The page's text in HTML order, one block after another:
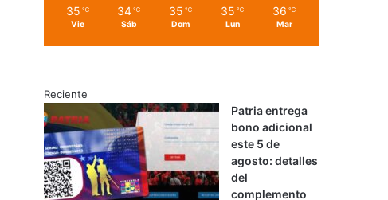
35 ℃
Vie
34 ℃
Sáb
35 ℃
Dom
35 ℃
Lun
36 ℃
Mar
Reciente
Patria entrega
bono adicional
este 5 de
agosto: detalles
del
complemento